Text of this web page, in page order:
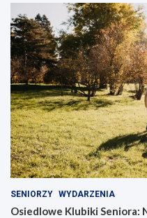
SENIORZY WYDARZENIA
Osiedlowe Klubiki Seniora: